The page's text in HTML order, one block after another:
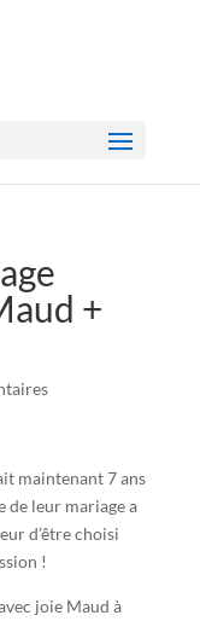
+
maintenant 7 ans
de leur mariage a
d’être choisi
!
joie Maud à